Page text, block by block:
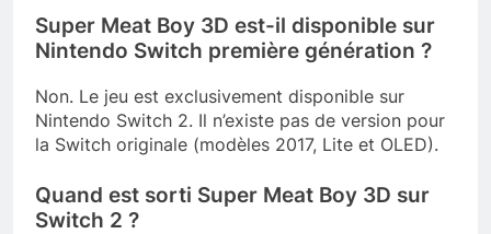
Super Meat Boy 3D est-il disponible sur
Nintendo Switch première génération ?
Non. Le jeu est exclusivement disponible sur
Nintendo Switch 2. Il n’existe pas de version pour
la Switch originale (modèles 2017, Lite et OLED).
Quand est sorti Super Meat Boy 3D sur
Switch 2 ?